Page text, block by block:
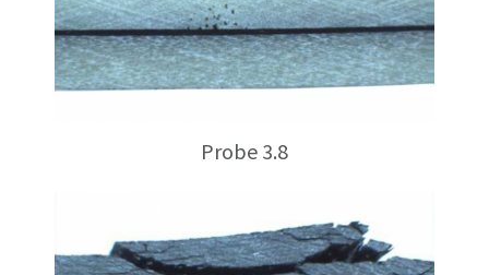
Probe 3.8